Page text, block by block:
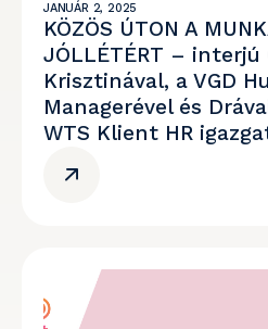
JANUÁR 2, 2025
KÖZÖS ÚTON A
JÓLLÉTÉRT – interjú
Krisztinával, a VGD
Managerével és
WTS Klient HR